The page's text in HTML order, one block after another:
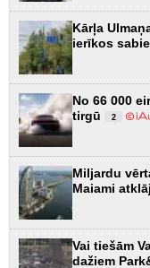
Kārļa
ierīkos
No 66 000
tirgū
2
Miljardu
Maiami
Vai tiešām
dažiem